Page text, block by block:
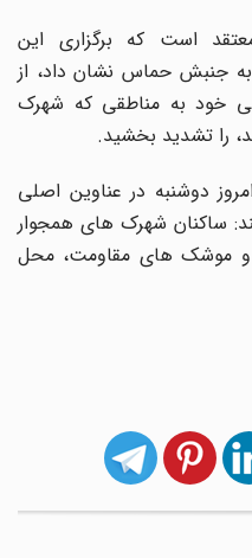
است که برگزاری این
جنبش حماس نشان داد، از
به مناطقی که شهرک
را تشدید بخشید.
دوشنبه در عناوین اصلی
ساکنان شهرک های همجوار
موشک های مقاومت، محل